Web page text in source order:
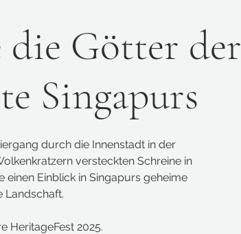
die Götter der
Singapurs
durch die Innenstadt in der
versteckten Schreine in
einen Einblick in Singapurs geheime
Landschaft.
HeritageFest 2025.